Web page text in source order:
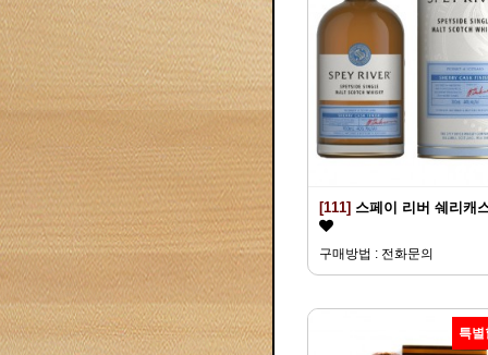
[111] 스페이 리버 쉐리캐
구매방법 : 전화문의
특별